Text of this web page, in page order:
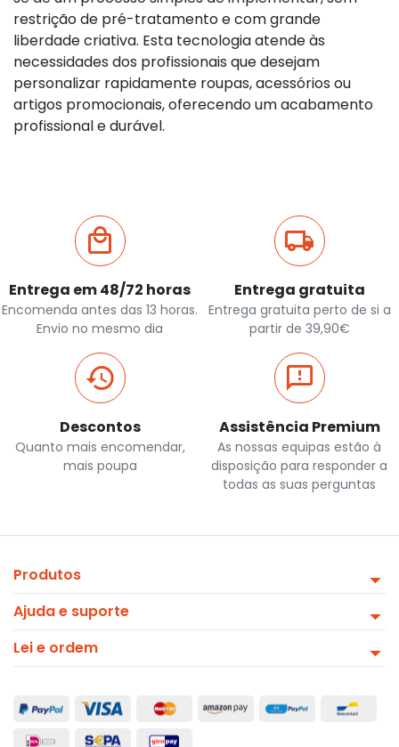
restrição de pré-tratamento e com grande
liberdade criativa. Esta tecnologia atende às
necessidades dos profissionais que desejam
personalizar rapidamente roupas, acessórios ou
artigos promocionais, oferecendo um acabamento
profissional e durável.
Entrega em 48/72 horas
Encomenda antes das 13 horas.
Envio no mesmo dia
Entrega gratuita
Entrega gratuita perto de si a
partir de 39,90€
Descontos
Quanto mais encomendar,
mais poupa
Assistência Premium
As nossas equipas estão à
disposição para responder a
todas as suas perguntas
Produtos
Ajuda e suporte
Lei e ordem